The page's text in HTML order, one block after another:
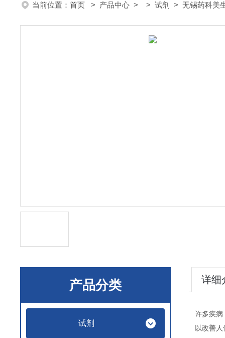
当前位置： 首页 > 产品中心 > > 试剂 > 无锡药科美
产品分类
试剂
详细
许多疾病
以改善